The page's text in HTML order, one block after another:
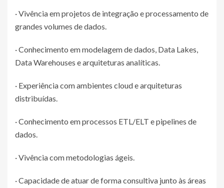
· Vivência em projetos de integração e processamento de
grandes volumes de dados.
· Conhecimento em modelagem de dados, Data Lakes,
Data Warehouses e arquiteturas analíticas.
· Experiência com ambientes cloud e arquiteturas
distribuídas.
· Conhecimento em processos ETL/ELT e pipelines de
dados.
· Vivência com metodologias ágeis.
· Capacidade de atuar de forma consultiva junto às áreas